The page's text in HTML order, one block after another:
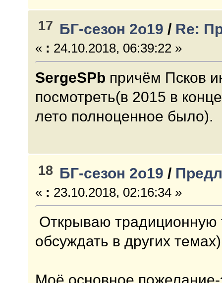
17 БГ-сезон 2о19 / Re:
« : 24.10.2018, 06:39:22 »
SergeSPb причём Псков
посмотреть(в 2015 в
лето полноценное было).
18 БГ-сезон 2о19 /
« : 23.10.2018, 02:16:34 »
Открываю традиционную
обсуждать в других темах)
Моё основное